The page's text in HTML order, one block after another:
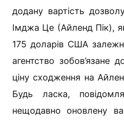
додану вартість
Імджа Це (Айленд Пік),
175 доларів США
агентство зобов’язане
ціну сходження на
Будь ласка,
нещодавно оновлену